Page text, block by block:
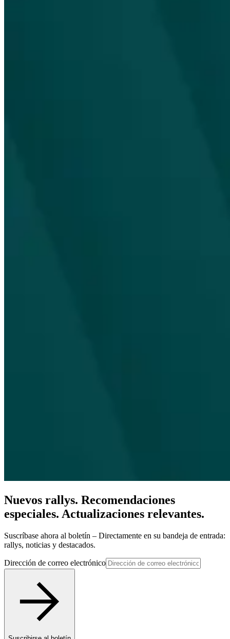
Nuevos rallys. Recomendaciones
especiales. Actualizaciones relevantes.
Suscríbase ahora al boletín – Directamente en su bandeja de entrada:
rallys, noticias y destacados.
Dirección de correo electrónico